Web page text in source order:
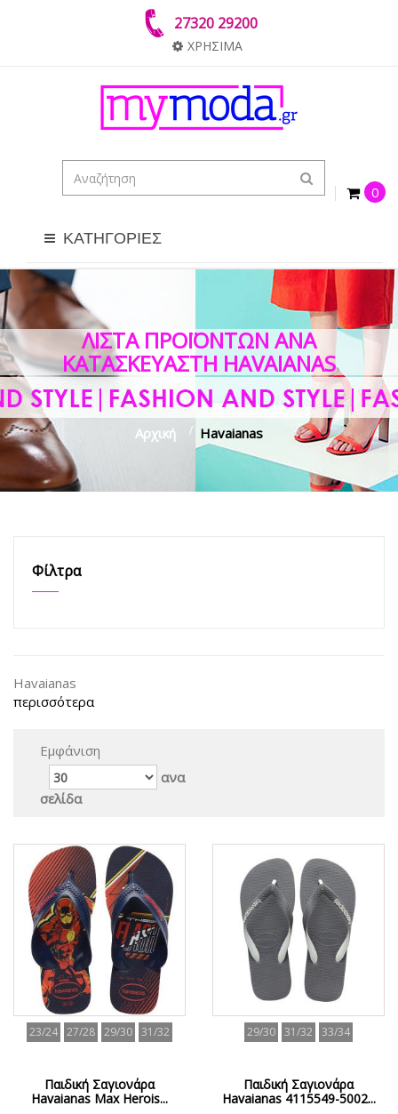
27320 29200
ΧΡΗΣΙΜΑ
0
ΚΑΤΗΓΟΡΙΕΣ
Αρχική > Havaianas
Φίλτρα
ΛΊΣΤΑ ΠΡΟΪΌΝΤΩΝ ΑΝΆ
ΚΑΤΑΣΚΕΥΑΣΤΉ HAVAIANAS
Havaianas
περισσότερα
Εμφάνιση
ανα
σελίδα
ΟFFER
23/24 27/28 29/30 31/32
Παιδική Σαγιονάρα
Havaianas Max Herois...
29/30 31/32 33/34
Παιδική Σαγιονάρα
Havaianas 4115549-5002...